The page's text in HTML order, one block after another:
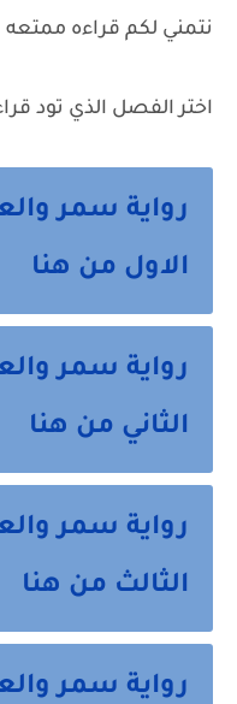
نتمني لكم قراءه ممتعه
اختر الفصل الذي تود
رواية سمر
الاول من هنا
رواية سمر
الثاني من هنا
رواية سمر
الثالث من هنا
رواية سمر